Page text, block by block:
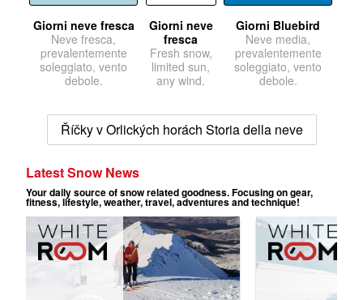
Giorni neve fresca
Neve fresca,
prevalentemente
soleggiato, vento
debole.
Giorni neve
fresca
Fresh snow,
limited sun,
any wind.
Giorni Bluebird
Neve media,
prevalentemente
soleggiato, vento
debole.
Říčky v Orlických horách Storia della neve